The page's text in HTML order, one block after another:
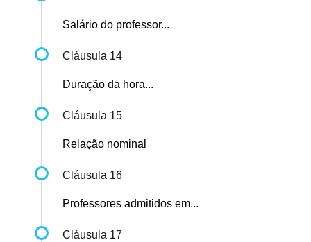
Salário do professor...
Cláusula 14
Duração da hora...
Cláusula 15
Relação nominal
Cláusula 16
Professores admitidos em...
Cláusula 17